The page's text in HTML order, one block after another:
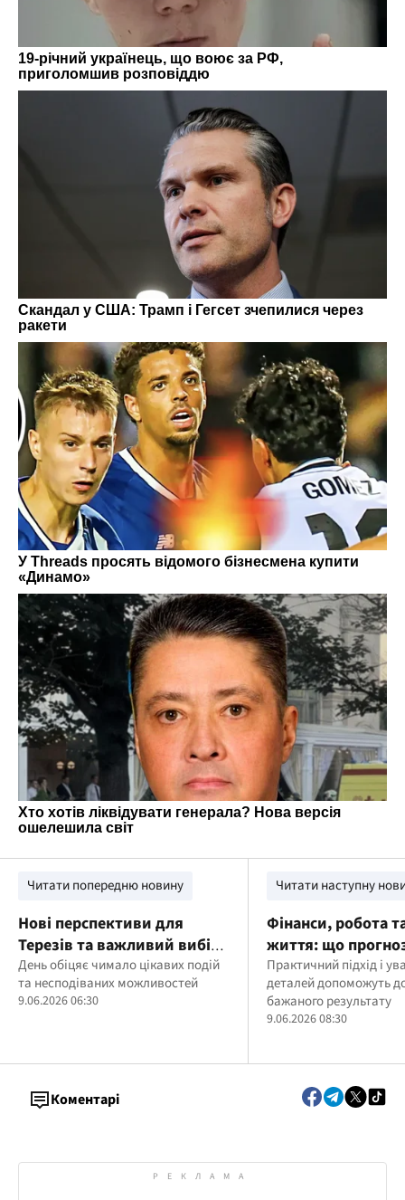
Читати попередню новину
Нові перспективи для
Терезів та важливий вибір
Риб: гороскоп на 9 червня
День обіцяє чимало цікавих подій
та несподіваних можливостей
9.06.2026 06:30
Читати наступну
Фінанси, робота
життя: що
знакам Землі на
Практичний підхід і
деталей допоможуть
бажаного результату
9.06.2026 08:30
Коментарі